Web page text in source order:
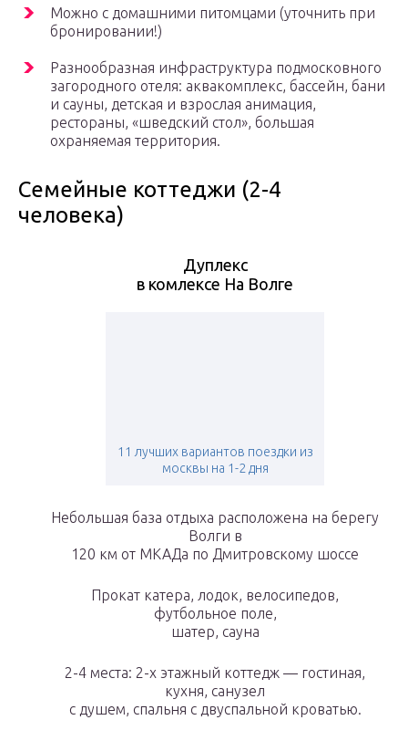
Можно с домашними питомцами (уточнить при
бронировании!)
Разнообразная инфраструктура подмосковного
загородного отеля: аквакомплекс, бассейн, бани
и сауны, детская и взрослая анимация,
рестораны, «шведский стол», большая
охраняемая территория.
Семейные коттеджи (2-4
человека)
Дуплекс
в комлексе На Волге
11 лучших вариантов поездки из
москвы на 1-2 дня
Небольшая база отдыха расположена на берегу
Волги в
120 км от МКАДа по Дмитровскому шоссе
Прокат катера, лодок, велосипедов,
футбольное поле,
шатер, сауна
2-4 места: 2-х этажный коттедж — гостиная,
кухня, санузел
с душем, спальня с двуспальной кроватью.